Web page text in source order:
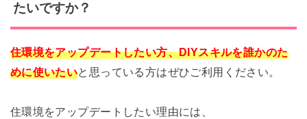
たいですか？
住環境をアップデートしたい方、DIYスキルを誰かのた
めに使いたいと思っている方はぜひご利用ください。
住環境をアップデートしたい理由には、